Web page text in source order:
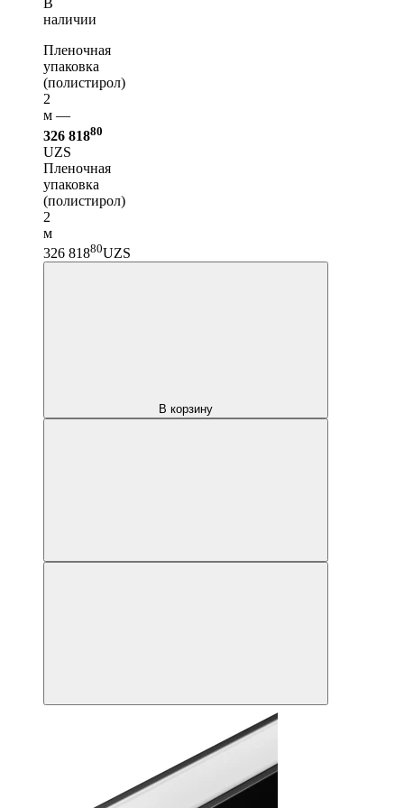
В
наличии
Пленочная
упаковка
(полистирол)
2
м —
326 81880
UZS
Пленочная
упаковка
(полистирол)
2
м
326 81880UZS
В корзину